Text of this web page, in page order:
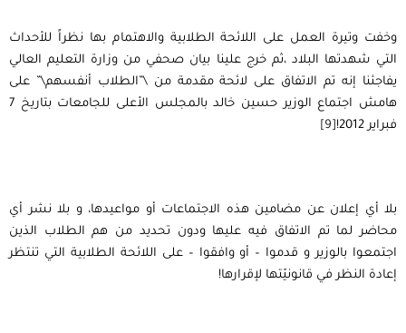
وخفت وتيرة العمل على اللائحة الطلابية والاهتمام بها نظراً للأحداث
التي شهدتها البلاد ،ثم خرج علينا بيان صحفي من وزارة التعليم العالي
يفاجئنا إنه تم الاتفاق على لائحة مقدمة من \”الطلاب أنفسهم\” على
هامش اجتماع الوزير حسين خالد بالمجلس الأعلى للجامعات بتاريخ 7
فبراير 2012!
[9]
بلا أي إعلان عن مضامين هذه الاجتماعات أو مواعيدها، و بلا نشر أي
محاضر لما تم الاتفاق فيه عليها ودون تحديد من هم الطلاب الذين
اجتمعوا بالوزير و قدموا – أو وافقوا – على اللائحة الطلابية التي تنتظر
إعادة النظر في قانونيّتها لإقرارها!